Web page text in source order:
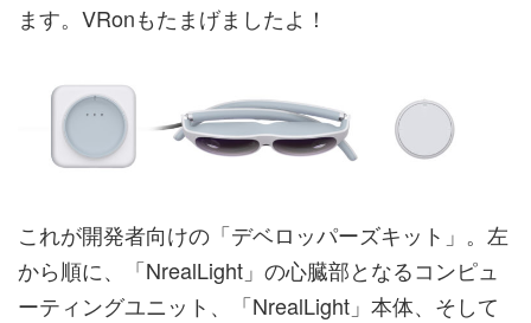
ます。VRonもたまげましたよ！
これが開発者向けの「デベロッパーズキット」。左
から順に、「NrealLight」の心臓部となるコンピュ
ーティングユニット、「NrealLight」本体、そして